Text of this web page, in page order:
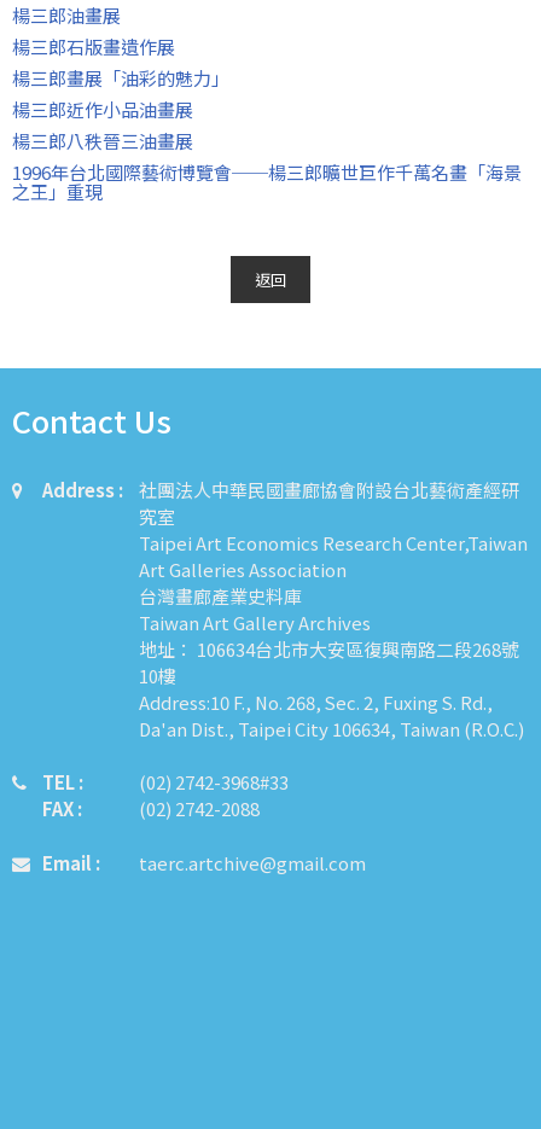
楊三郎油畫展
楊三郎石版畫遺作展
楊三郎畫展「油彩的魅力」
楊三郎近作小品油畫展
楊三郎八秩晉三油畫展
1996年台北國際藝術博覽會──楊三郎曠世巨作千萬名畫「海景
之王」重現
返回
Contact Us
Address :
社團法人中華民國畫廊協會附設台北藝術產經研
究室
Taipei Art Economics Research Center,Taiwan
Art Galleries Association
台灣畫廊產業史料庫
Taiwan Art Gallery Archives
地址： 106634台北市大安區復興南路二段268號
10樓
Address:10 F., No. 268, Sec. 2, Fuxing S. Rd.,
Da'an Dist., Taipei City 106634, Taiwan (R.O.C.)
TEL :
FAX :
​​​​(02) 2742-3968#33
(02) 2742-2088
Email : taerc.artchive@gmail.com